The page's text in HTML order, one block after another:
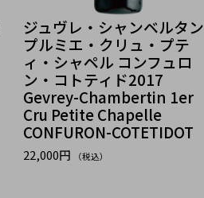
ジュヴレ・シャンベルタン
プルミエ・クリュ・プテ
ィ・シャペル コンフュロ
ン・コトティド2017
Gevrey-Chambertin 1er
Cru Petite Chapelle
CONFURON-COTETIDOT
22,000円 （税込）